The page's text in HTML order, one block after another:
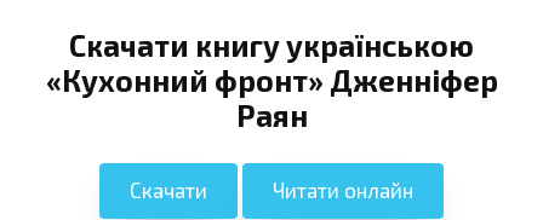
Скачати книгу українською
«Кухонний фронт» Дженніфер
Раян
Скачати Читати онлайн